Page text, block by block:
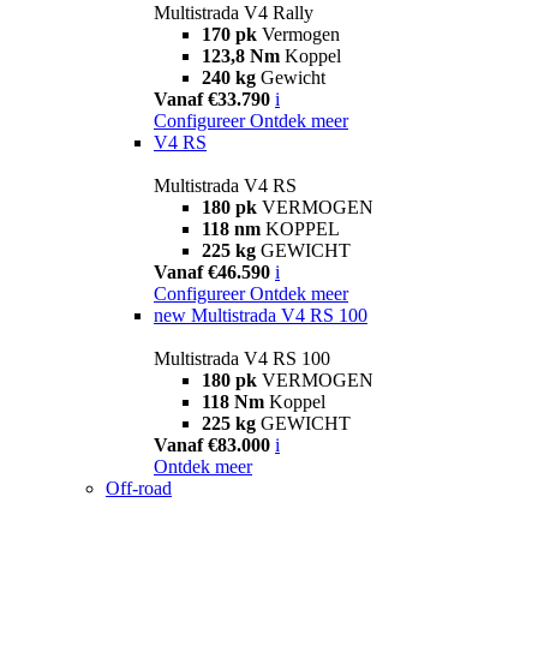
Multistrada V4 Rally
170 pk Vermogen
123,8 Nm Koppel
240 kg Gewicht
Vanaf €33.790 i
Configureer Ontdek meer
V4 RS
Multistrada V4 RS
180 pk VERMOGEN
118 nm KOPPEL
225 kg GEWICHT
Vanaf €46.590 i
Configureer Ontdek meer
new Multistrada V4 RS 100
Multistrada V4 RS 100
180 pk VERMOGEN
118 Nm Koppel
225 kg GEWICHT
Vanaf €83.000 i
Ontdek meer
Off-road